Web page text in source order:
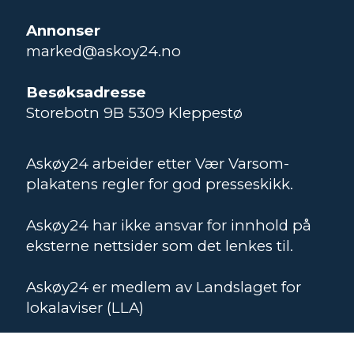
Annonser
marked@askoy24.no
Besøksadresse
Storebotn 9B 5309 Kleppestø
Askøy24 arbeider etter Vær Varsom-
plakatens regler for god presseskikk.
Askøy24 har ikke ansvar for innhold på
eksterne nettsider som det lenkes til.
Askøy24 er medlem av Landslaget for
lokalaviser (LLA)